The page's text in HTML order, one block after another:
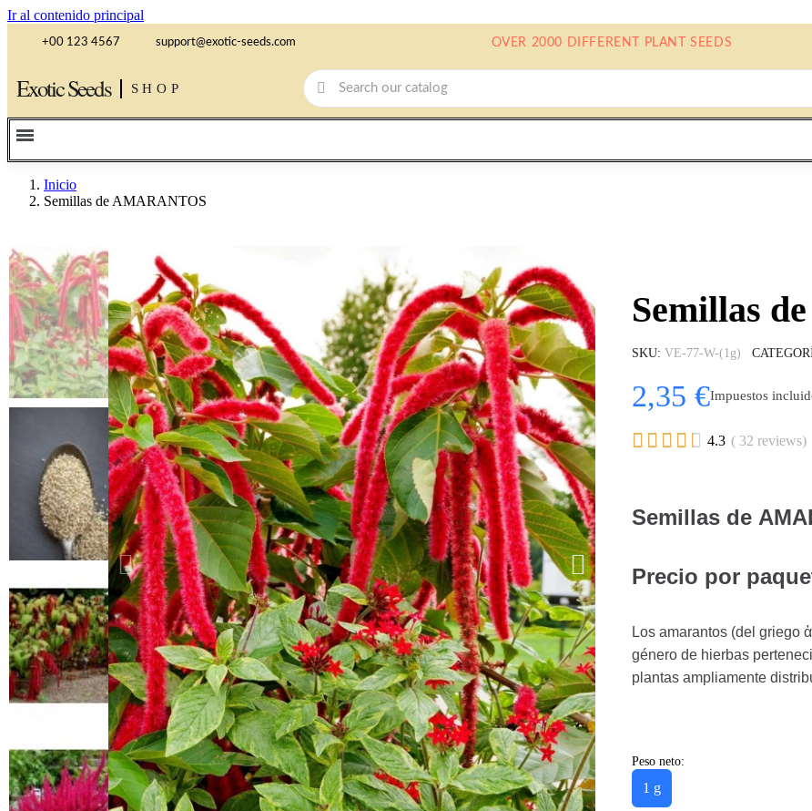
Ir al contenido principal
+00 123 4567 support@exotic-seeds.com OVER 2000 DIFFERENT PLANT SEEDS
Exotic Seeds SHOP
Inicio
Semillas de AMARANTOS
Semillas
SKU VE-77-W-(1g)
2,35 €Impuestos
     4.3 ( 32 reviews)
Semillas de
Precio por
Los amarantos (del griego
género de hierbas
plantas ampliamente
Peso neto:
1 g